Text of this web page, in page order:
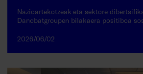
Nazioartekotzeak eta sektore
Danobatgroupen bilakaera positiboa
2026/06/02